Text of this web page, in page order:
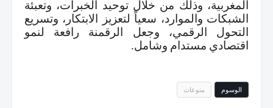
المغربية، وذلك من خلال توحيد الخبرات، وتعبئة
الشبكات والموارد، سعياً لتعزيز الابتكار، وتسريع
التحول الرقمي، وجعل الرقمنة رافعة لنمو
اقتصادي مستدام وشامل.
الوسوم منوعات